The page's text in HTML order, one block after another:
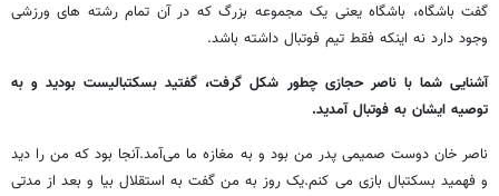
گفت باشگاه، باشگاه یعنی یک مجموعه بزرگ که در آن تمام رشته های ورزشی
وجود دارد نه اینکه فقط تیم فوتبال داشته باشد.
آشنایی شما با ناصر حجازی چطور شکل گرفت، گفتید بسکتبالیست بودید و به
توصیه ایشان به فوتبال آمدید.
ناصر خان دوست صمیمی پدر من بود و به مغازه ما می‌آمد.آنجا بود که من را دید
و فهمید بسکتبال بازی می کنم.یک روز به من گفت به استقلال بیا و بعد از مدتی